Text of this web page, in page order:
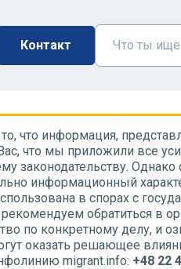
Контакт
что информация,
что мы приложили все
законодательству.
информационный
в спорах с
обратиться в
по конкретному делу, и
оказать решающее
migrant.info: +48 22